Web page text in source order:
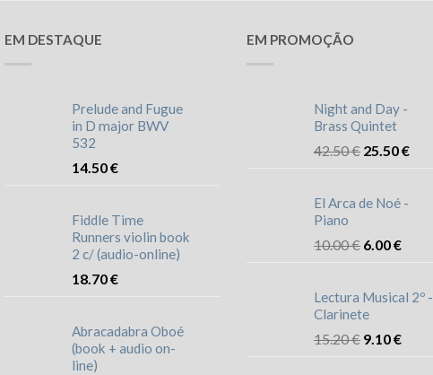
EM DESTAQUE
Prelude and Fugue
in D major BWV
532
14.50€
Fiddle Time
Runners violin book
2 c/ (audio-online)
18.70€
Abracadabra Oboé
(book + audio on-
line)
EM PROMOÇÃO
Night and Day -
Brass Quintet
42.50€ 25.50€
El Arca de Noé -
Piano
10.00€ 6.00€
Lectura Musical 2º -
Clarinete
15.20€ 9.10€